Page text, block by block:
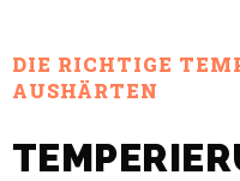
DIE RICHTIGE
AUSHÄRTEN